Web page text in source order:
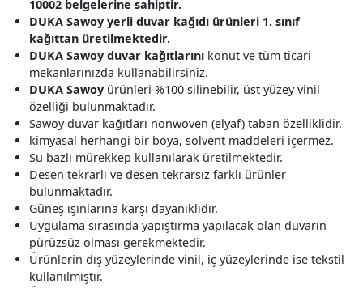
10002 belgelerine sahiptir.
DUKA Sawoy yerli duvar kağıdı ürünleri 1. sınıf
kağıttan üretilmektedir.
DUKA Sawoy duvar kağıtlarını konut ve tüm ticari
mekanlarınızda kullanabilirsiniz.
DUKA Sawoy ürünleri %100 silinebilir, üst yüzey vinil
özelliği bulunmaktadır.
Sawoy duvar kağıtları nonwoven (elyaf) taban özelliklidir.
kimyasal herhangi bir boya, solvent maddeleri içermez.
Su bazlı mürekkep kullanılarak üretilmektedir.
Desen tekrarlı ve desen tekrarsız farklı ürünler
bulunmaktadır.
Güneş ışınlarına karşı dayanıklıdır.
Uygulama sırasında yapıştırma yapılacak olan duvarın
pürüzsüz olması gerekmektedir.
Ürünlerin dış yüzeylerinde vinil, iç yüzeylerinde ise tekstil
kullanılmıştır.